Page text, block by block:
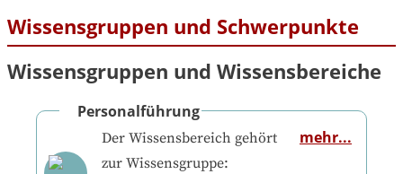
Wissensgruppen und Schwerpunkte
Wissensgruppen und Wissensbereiche
Personalführung
Der Wissensbereich gehört
zur Wissensgruppe:
mehr...